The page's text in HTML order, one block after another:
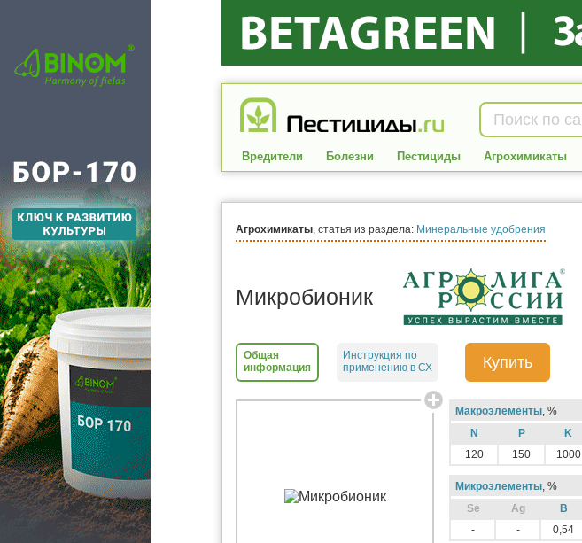
Вредители Болезни Пестициды Агрохимикаты
Агрохимикаты, статья из раздела: Минеральные удобрения
Микробионик
Общая
информация
Инструкция по
применению в СХ
Купить
Макроэлементы, %
N
P K
120
150 1000
Микроэлементы, %
Sе
Ag B
-
- 0,54